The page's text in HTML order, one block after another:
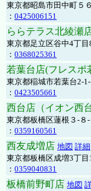
東京都昭島市田中町５
： 0425006151
ららテラス北綾瀬
東京都足立区谷中4丁
： 0368025361
若葉台店(フレスポ
東京都稲城市若葉台2-
： 0423505661
西台店（イオン西
東京都板橋区蓮根３-
： 0359160561
西友成増店 地図 詳細
東京都板橋区成増3丁
： 0359040831
板橋前野町店 地図